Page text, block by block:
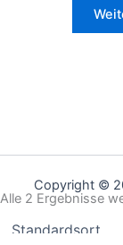
Alle 2 Ergebnisse
Copyright ©